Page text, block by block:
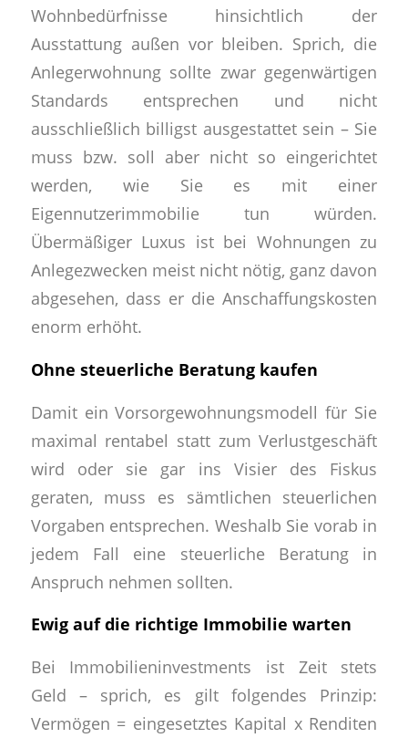
Wohnbedürfnisse hinsichtlich der
Ausstattung außen vor bleiben. Sprich, die
Anlegerwohnung sollte zwar gegenwärtigen
Standards entsprechen und nicht
ausschließlich billigst ausgestattet sein – Sie
muss bzw. soll aber nicht so eingerichtet
werden, wie Sie es mit einer
Eigennutzerimmobilie tun würden.
Übermäßiger Luxus ist bei Wohnungen zu
Anlegezwecken meist nicht nötig, ganz davon
abgesehen, dass er die Anschaffungskosten
enorm erhöht.
Ohne steuerliche Beratung kaufen
Damit ein Vorsorgewohnungsmodell für Sie
maximal rentabel statt zum Verlustgeschäft
wird oder sie gar ins Visier des Fiskus
geraten, muss es sämtlichen steuerlichen
Vorgaben entsprechen. Weshalb Sie vorab in
jedem Fall eine steuerliche Beratung in
Anspruch nehmen sollten.
Ewig auf die richtige Immobilie warten
Bei Immobilieninvestments ist Zeit stets
Geld – sprich, es gilt folgendes Prinzip:
Vermögen = eingesetztes Kapital x Renditen